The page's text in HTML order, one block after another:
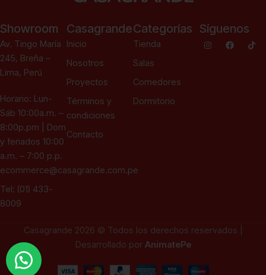
Showroom
Av. Tingo María
245, Breña –
Lima, Perú
Horario: Lun-
Sáb 10:00a.m. –
8:00p.pm | Dom
y feriados 10:00
a.m. – 7:00 p.p.
ecommerce@casagrande.com.pe
Tel: (01) 433-
8009
Casagrande
Inicio
Nosotros
Proyectos
Términos y
condiciones
Contacto
Categorías
Tienda
Salas
Comedores
Dormitorio
Síguenos
Casagrande 2026 © Todos los derechos reservados |
Desarrollado por AnimatePe